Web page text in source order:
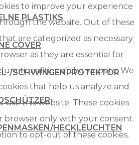
PLASTIKS
COVER
SCHWINGENPROTEKTOR
HECKLEUCHTEN
to improve your experience
the website. Out of these
are categorized as necessary
as they are essential for
of the website. We
that help us analyze and
this website. These cookies
browser only with your consent.
to opt-out of these cookies.